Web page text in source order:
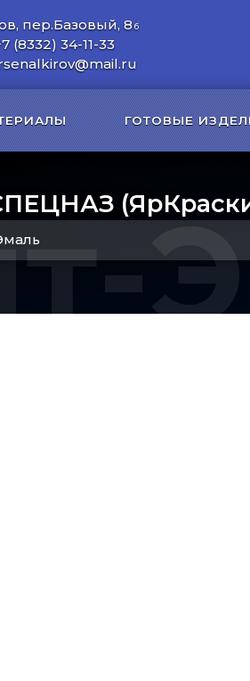
пер.Базовый, 8б
(8332) 34-11-33
ГОТОВЫЕ